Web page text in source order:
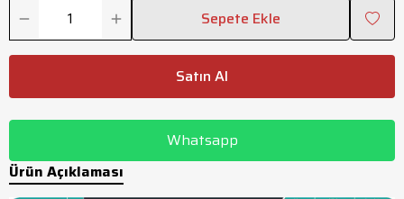
Sepete Ekle
Satın Al
Whatsapp
Ürün Açıklaması